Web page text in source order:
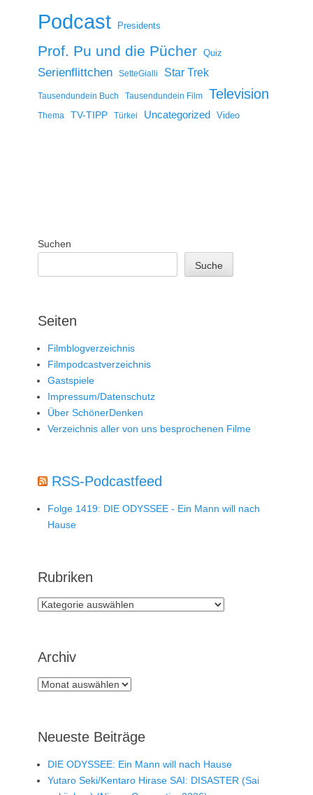
Podcast Presidents
Prof. Pu und die Pücher Quiz
Serienflittchen SetteGialli Star Trek
Tausendundein Buch Tausendundein Film Television
Thema TV-TIPP Türkei Uncategorized Video
Suchen
Suche
Seiten
Filmblogverzeichnis
Filmpodcastverzeichnis
Gastspiele
Impressum/Datenschutz
Über SchönerDenken
Verzeichnis aller von uns besprochenen Filme
RSS-Podcastfeed
Folge 1419: DIE ODYSSEE - Ein Mann will nach
Hause
Rubriken
Rubriken
Archiv
Archiv
Neueste Beiträge
DIE ODYSSEE: Ein Mann will nach Hause
Yutaro Seki/Kentaro Hirase SAI: DISASTER (Sai